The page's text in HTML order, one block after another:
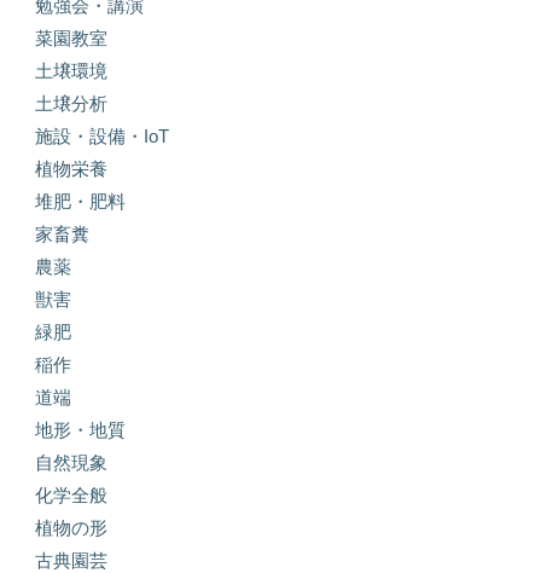
勉強会・講演
菜園教室
土壌環境
土壌分析
施設・設備・IoT
植物栄養
堆肥・肥料
家畜糞
農薬
獣害
緑肥
稲作
道端
地形・地質
自然現象
化学全般
植物の形
古典園芸